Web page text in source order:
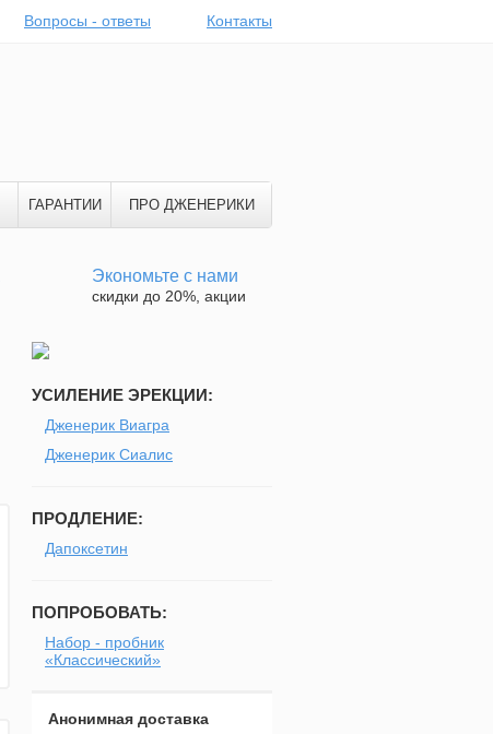
Вопросы - ответы Контакты
ГАРАНТИИ ПРО ДЖЕНЕРИКИ
Экономьте с нами
скидки до 20%, акции
УСИЛЕНИЕ ЭРЕКЦИИ:
Дженерик Виагра
Дженерик Сиалис
ПРОДЛЕНИЕ:
Дапоксетин
ПОПРОБОВАТЬ:
Набор - пробник
«Классический»
Анонимная доставка